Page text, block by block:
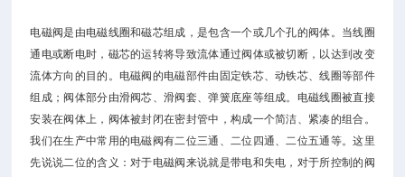
电磁阀是由电磁线圈和磁芯组成，是包含一个或几个孔的阀体。当线圈
通电或断电时，磁芯的运转将导致流体通过阀体或被切断，以达到改变
流体方向的目的。电磁阀的电磁部件由固定铁芯、动铁芯、线圈等部件
组成；阀体部分由滑阀芯、滑阀套、弹簧底座等组成。电磁线圈被直接
安装在阀体上，阀体被封闭在密封管中，构成一个简洁、紧凑的组合。
我们在生产中常用的电磁阀有二位三通、二位四通、二位五通等。这里
先说说二位的含义：对于电磁阀来说就是带电和失电，对于所控制的阀